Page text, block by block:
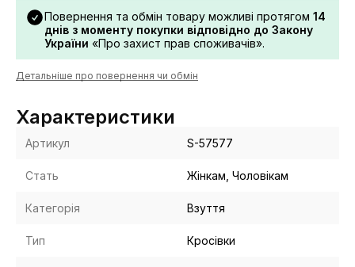
Повернення та обмін товару можливі протягом 14
днів з моменту покупки відповідно до Закону
України «Про захист прав споживачів».
Детальніше про повернення чи обмін
Характеристики
Артикул S-57577
Стать Жінкам, Чоловікам
Категорія Взуття
Тип Кросівки